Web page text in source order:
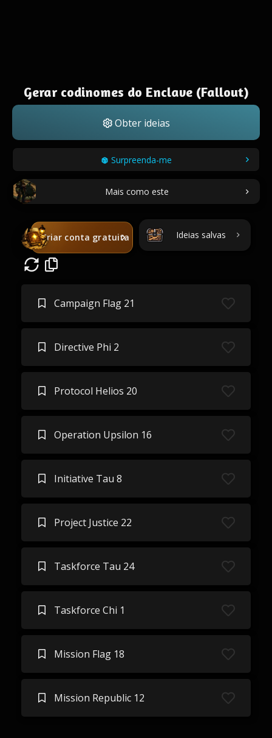
Gerar codinomes do Enclave (Fallout)
Obter ideias
Surpreenda-me
Mais como este
Criar conta gratuita Ideias salvas
Campaign Flag 21
Directive Phi 2
Protocol Helios 20
Operation Upsilon 16
Initiative Tau 8
Project Justice 22
Taskforce Tau 24
Taskforce Chi 1
Mission Flag 18
Mission Republic 12